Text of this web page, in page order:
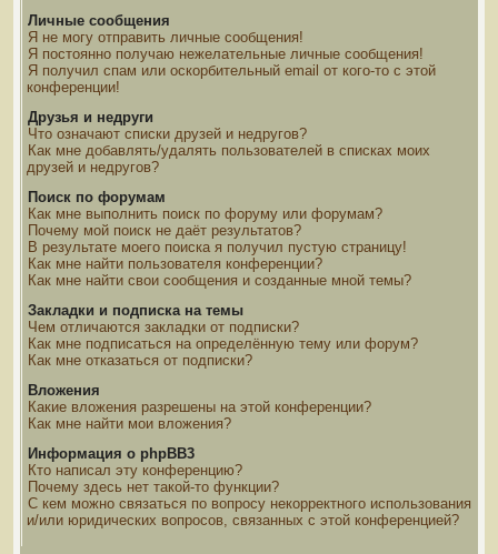
Личные сообщения
Я не могу отправить личные сообщения!
Я постоянно получаю нежелательные личные сообщения!
Я получил спам или оскорбительный email от кого-то с этой
конференции!
Друзья и недруги
Что означают списки друзей и недругов?
Как мне добавлять/удалять пользователей в списках моих
друзей и недругов?
Поиск по форумам
Как мне выполнить поиск по форуму или форумам?
Почему мой поиск не даёт результатов?
В результате моего поиска я получил пустую страницу!
Как мне найти пользователя конференции?
Как мне найти свои сообщения и созданные мной темы?
Закладки и подписка на темы
Чем отличаются закладки от подписки?
Как мне подписаться на определённую тему или форум?
Как мне отказаться от подписки?
Вложения
Какие вложения разрешены на этой конференции?
Как мне найти мои вложения?
Информация о phpBB3
Кто написал эту конференцию?
Почему здесь нет такой-то функции?
С кем можно связаться по вопросу некорректного использования
и/или юридических вопросов, связанных с этой конференцией?